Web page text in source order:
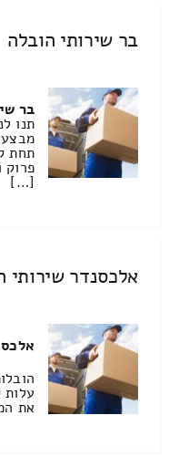
בר שירותי הובלה
בר
תנו
תחת
פרוק
[…]
אלכסנדר שירותי
עלות
את